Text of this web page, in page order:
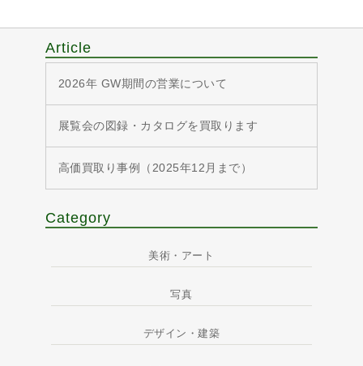
Article
2026年 GW期間の営業について
展覧会の図録・カタログを買取ります
高価買取り事例（2025年12月まで）
Category
美術・アート
写真
デザイン・建築